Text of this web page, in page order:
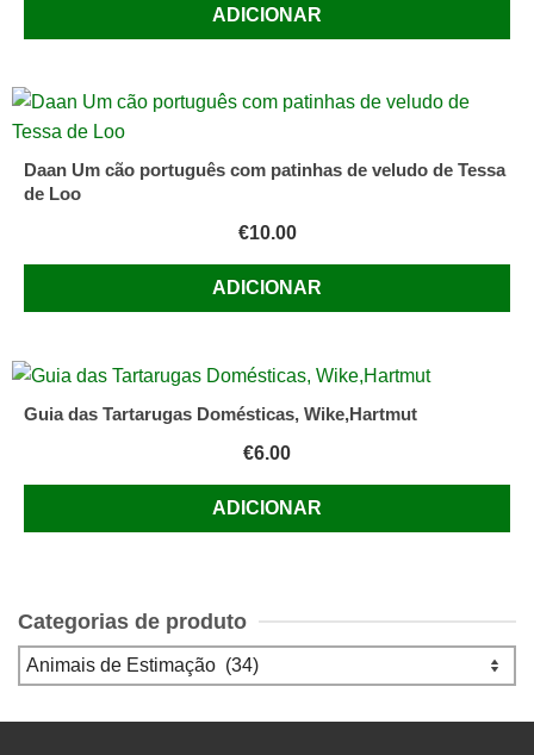
ADICIONAR
Daan Um cão português com patinhas de veludo de Tessa
de Loo
€10.00
ADICIONAR
Guia das Tartarugas Domésticas, Wike,Hartmut
€6.00
ADICIONAR
Categorias de produto